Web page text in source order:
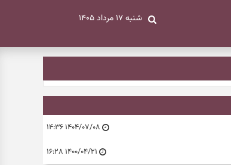
شنبه ۱۷ مرداد ۱۴۰۵
۱۴۰۴/۰۷/۰۸ ۱۴:۳۶
۱۴۰۰/۰۴/۲۱ ۱۶:۲۸